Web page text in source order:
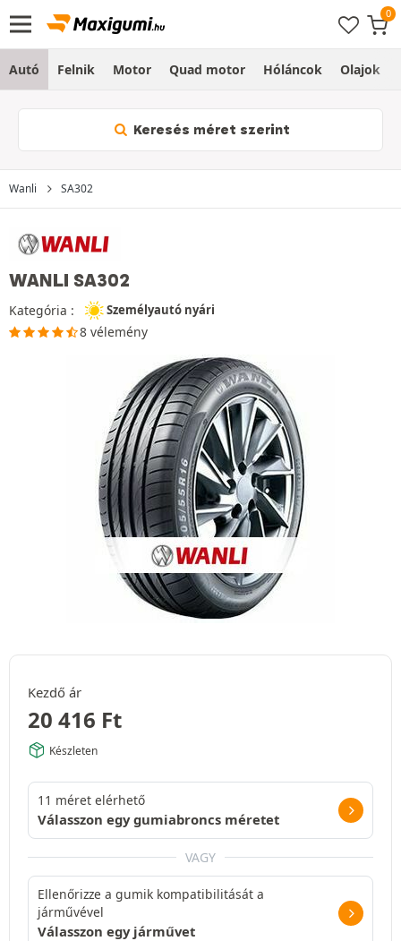
Autó Felnik Motor Quad motor Hóláncok Olajok
Keresés méret szerint
Wanli SA302
WANLI SA302
Kategória : Személyautó nyári
8 vélemény
Kezdő ár
20 416 Ft
Készleten
11 méret elérhető
Válasszon egy gumiabroncs méretet
VAGY
Ellenőrizze a gumik kompatibilitását a
járművével
Válasszon egy járművet